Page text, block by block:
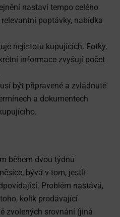
nastaví tempo celého
poptávky, nabídka
nejistotu kupujících. Fotky,
informace zvyšují počet
být připravené a zvládnuté
a dokumentech
během dvou týdnů
bývá v tom, jestli
Problém nastává,
kolik prodávající
zvolených srovnání (jiná